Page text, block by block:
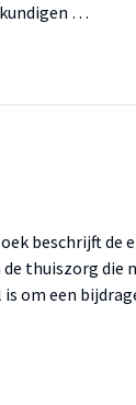
…
beschrijft de
thuiszorg die
om een